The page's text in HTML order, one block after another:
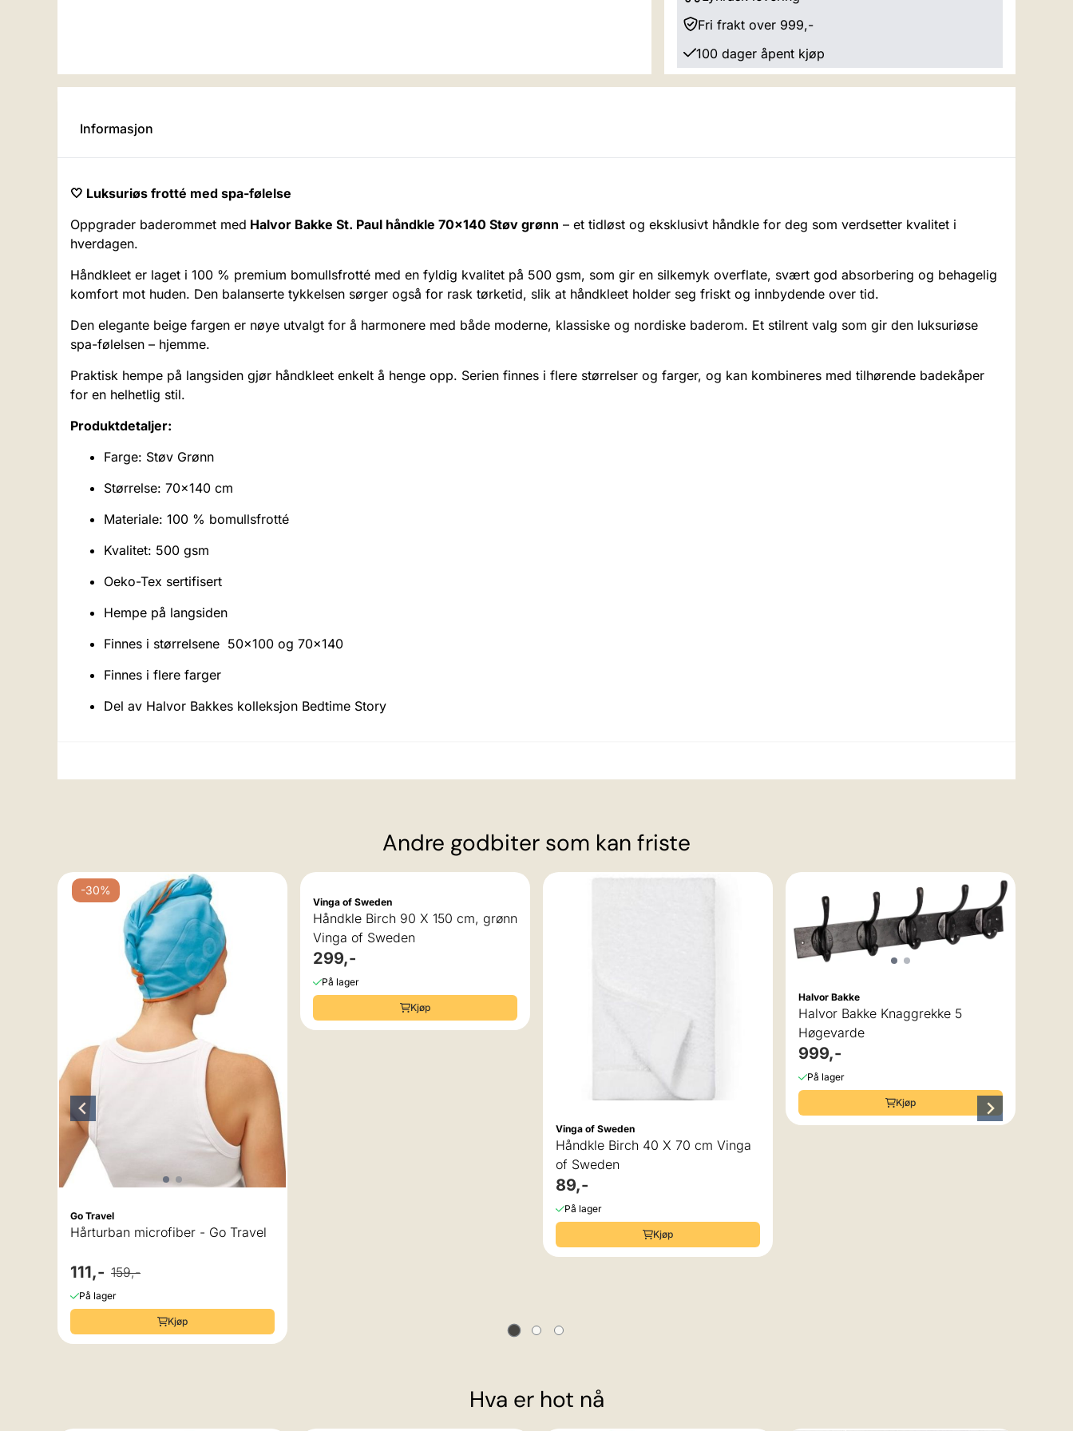
Fri frakt over 999,-
100 dager åpent kjøp
Informasjon
🤍 Luksuriøs frotté med spa-følelse
Oppgrader baderommet med Halvor Bakke St. Paul håndkle 70x140 Støv grønn – et tidløst og eksklusivt håndkle for deg som verdsetter kvalitet i
hverdagen.
Håndkleet er laget i 100 % premium bomullsfrotté med en fyldig kvalitet på 500 gsm, som gir en silkemyk overflate, svært god absorbering og behagelig
komfort mot huden. Den balanserte tykkelsen sørger også for rask tørketid, slik at håndkleet holder seg friskt og innbydende over tid.
Den elegante beige fargen er nøye utvalgt for å harmonere med både moderne, klassiske og nordiske baderom. Et stilrent valg som gir den luksuriøse
spa-følelsen – hjemme.
Praktisk hempe på langsiden gjør håndkleet enkelt å henge opp. Serien finnes i flere størrelser og farger, og kan kombineres med tilhørende badekåper
for en helhetlig stil.
Produktdetaljer:
Farge: Støv Grønn
Størrelse: 70x140 cm
Materiale: 100 % bomullsfrotté
Kvalitet: 500 gsm
Oeko-Tex sertifisert
Hempe på langsiden
Finnes i størrelsene 50x100 og 70x140
Finnes i flere farger
Del av Halvor Bakkes kolleksjon Bedtime Story
Andre godbiter som kan friste
-30%
Go Travel
Hårturban microfiber - Go Travel
111,- 159,-
På lager
Kjøp
Vinga of Sweden
Håndkle Birch 40 X 70 cm Vinga
of Sweden
89,-
På lager
Kjøp
Halvor Bakke
Halvor Bakke Knaggrekke 5
Høgevarde
999,-
På lager
Kjøp
Hva er hot nå